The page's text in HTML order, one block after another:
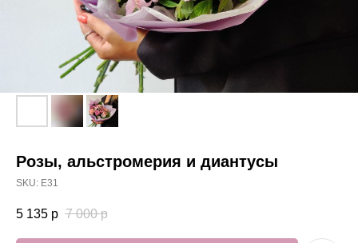
Розы, альстромерия и диантусы
SKU: E31
5 135 р 7 000 р